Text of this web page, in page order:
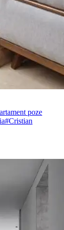
poze
#Cristian